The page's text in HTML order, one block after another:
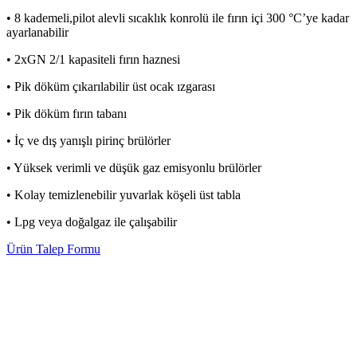
• 8 kademeli,pilot alevli sıcaklık konrolü ile fırın içi 300 °C’ye kadar
ayarlanabilir
• 2xGN 2/1 kapasiteli fırın haznesi
• Pik döküm çıkarılabilir üst ocak ızgarası
• Pik döküm fırın tabanı
• İç ve dış yanışlı pirinç brülörler
• Yüksek verimli ve düşük gaz emisyonlu brülörler
• Kolay temizlenebilir yuvarlak köşeli üst tabla
• Lpg veya doğalgaz ile çalışabilir
Ürün Talep Formu